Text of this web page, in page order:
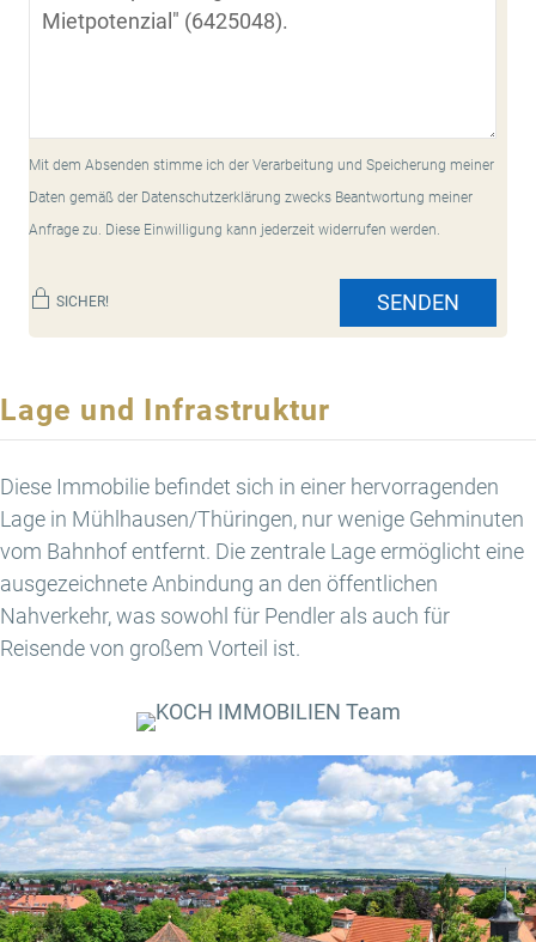
Mit dem Absenden stimme ich der Verarbeitung und Speicherung meiner
Daten gemäß der Datenschutzerklärung zwecks Beantwortung meiner
Anfrage zu. Diese Einwilligung kann jederzeit widerrufen werden.
SICHER! SENDEN
Lage und Infrastruktur
Diese Immobilie befindet sich in einer hervorragenden
Lage in Mühlhausen/Thüringen, nur wenige Gehminuten
vom Bahnhof entfernt. Die zentrale Lage ermöglicht eine
ausgezeichnete Anbindung an den öffentlichen
Nahverkehr, was sowohl für Pendler als auch für
Reisende von großem Vorteil ist.